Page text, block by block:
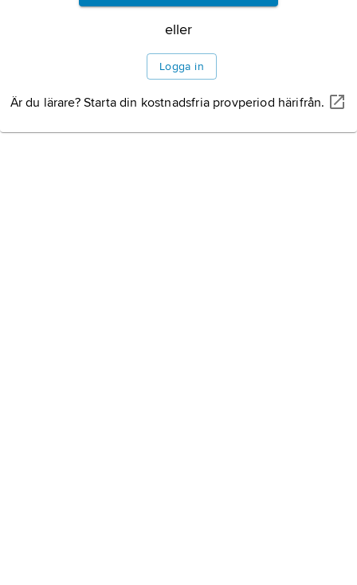
eller
Logga in
Är du lärare? Starta din kostnadsfria provperiod härifrån.